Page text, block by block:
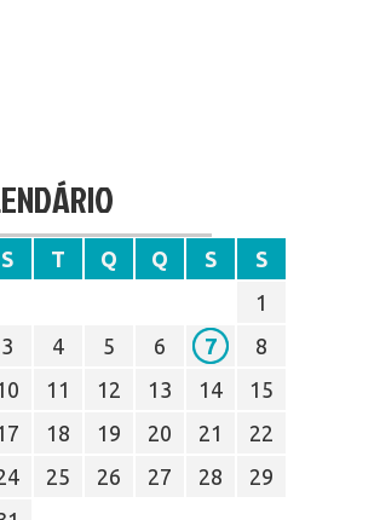
S T Q Q S
S
1
3 4 5 6 7
8
11 12 13 14
15
18 19 20 21
22
25 26 27 28
29